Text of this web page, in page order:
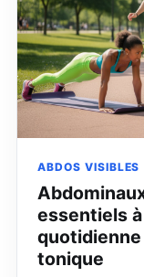
ABDOS VISIBLES
essentiels
tonique